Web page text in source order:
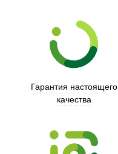
Гарантия настоящего
качества